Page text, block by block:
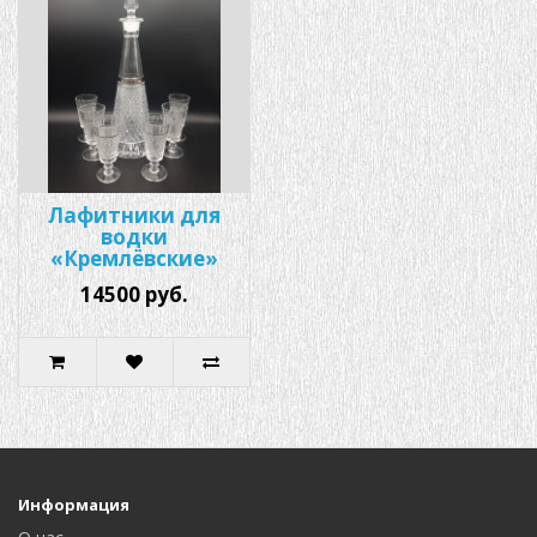
Лафитники для
водки
«Кремлёвские»
14500 руб.
Информация